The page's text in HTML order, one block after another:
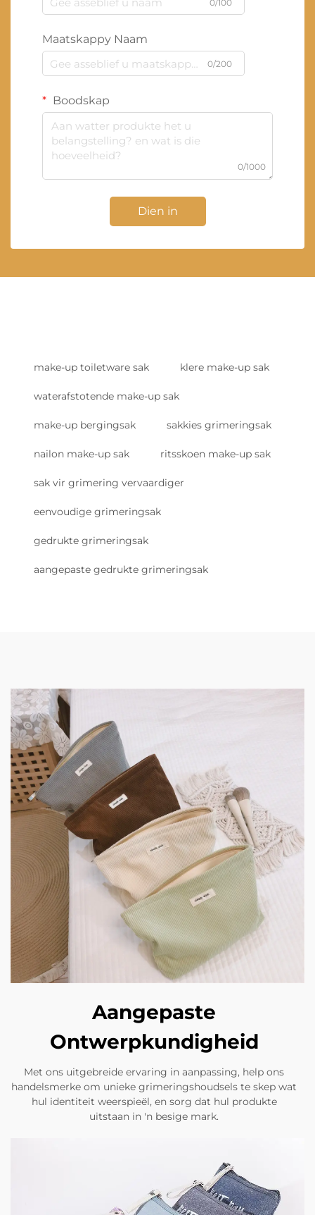
0/100
Maatskappy Naam
0/200
Boodskap
0/1000
Dien in
make-up toiletware sak klere make-up sak
waterafstotende make-up sak
make-up bergingsak sakkies grimeringsak
nailon make-up sak ritsskoen make-up sak
sak vir grimering vervaardiger
eenvoudige grimeringsak
gedrukte grimeringsak
aangepaste gedrukte grimeringsak
Aangepaste
Ontwerpkundigheid
Met ons uitgebreide ervaring in aanpassing, help ons
handelsmerke om unieke grimeringshoudsels te skep wat
hul identiteit weerspieël, en sorg dat hul produkte
uitstaan in 'n besige mark.